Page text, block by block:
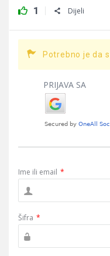
1 Dijeli
Potrebno je da
PRIJAVA SA
Ime ili email *
Šifra *